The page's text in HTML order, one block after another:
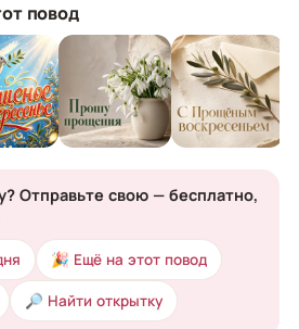
повод
Отправьте свою — бесплатно,
🎉 Ещё на этот повод
🔎 Найти открытку